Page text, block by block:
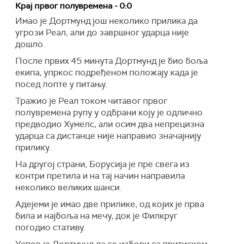
Крај првог полувремена - 0:0
Имао је Дортмунд још неколико прилика да
угрози Реал, али до завршног ударца није
дошло.
После првих 45 минута Дортмунд је био боља
екипа, упркос подређеном положају када је
посед лопте у питању.
Тражио је Реал током читавог првог
полувремена рупу у одбрани коју је одлично
предводио Хумелс, али осим два непрецизна
ударца са дистанце није направио значајнију
прилику.
На другој страни, Борусија је пре свега из
контри претила и на тај начин направила
неколико великих шанси.
Адејеми је имао две прилике, од којих је прва
била и најбоља на мечу, док је Филкруг
погодио стативу.